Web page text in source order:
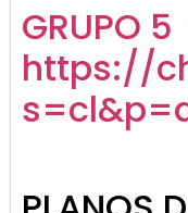
GRUPO
https://